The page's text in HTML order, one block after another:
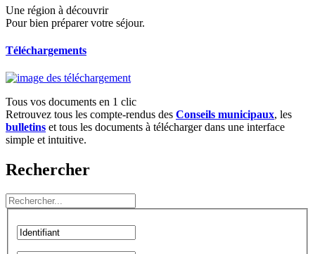
Une région à découvrir
Pour bien préparer votre séjour.
Téléchargements
Tous vos documents en 1 clic
Retrouvez tous les compte-rendus des Conseils municipaux, les
bulletins et tous les documents à télécharger dans une interface
simple et intuitive.
Rechercher